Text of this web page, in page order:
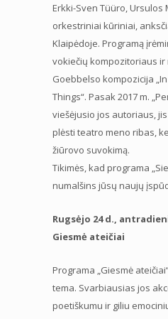
Erkki-Sven Tüüro, Ursulos
orkestriniai kūriniai,
Klaipėdoje. Programą
vokiečių kompozitoriaus
Goebbelso kompozicija
Things“. Pasak 2017 m.
viešėjusio jos autoriaus,
plėsti teatro meno ribas,
žiūrovo suvokimą.
Tikimės, kad programa
numalšins jūsų naujų
Rugsėjo 24 d.,
Giesmė ateičiai
Programa „Giesmė
tema. Svarbiausias jos
poetiškumu ir giliu